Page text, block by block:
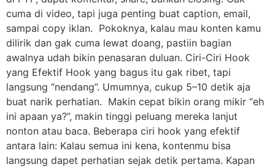
cuma di video, tapi juga penting buat caption, email,
sampai copy iklan. Pokoknya, kalau mau konten kamu
dilirik dan gak cuma lewat doang, pastiin bagian
awalnya udah bikin penasaran duluan. Ciri-Ciri Hook
yang Efektif Hook yang bagus itu gak ribet, tapi
langsung “nendang”. Umumnya, cukup 5–10 detik aja
buat narik perhatian. Makin cepat bikin orang mikir “eh
ini apaan ya?”, makin tinggi peluang mereka lanjut
nonton atau baca. Beberapa ciri hook yang efektif
antara lain: Kalau semua ini kena, kontenmu bisa
langsung dapet perhatian sejak detik pertama. Kapan